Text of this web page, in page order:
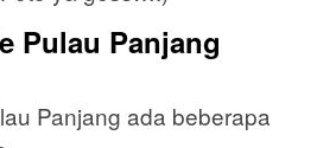
Pulau Panjang
Panjang ada beberapa